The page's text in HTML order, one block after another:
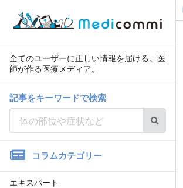
全てのユーザーに正しい情報を届ける。医
師が作る医療メディア。
記事をキーワードで検索
コラムカテゴリー
エキスパート